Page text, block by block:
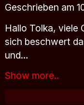
Geschrieben am
Hallo Tolka, viele
sich beschwert
und…
Show more..